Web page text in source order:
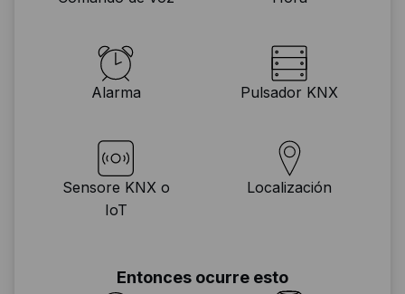
Alarma Pulsador KNX
Sensore KNX o
IoT
Localización
Entonces ocurre esto